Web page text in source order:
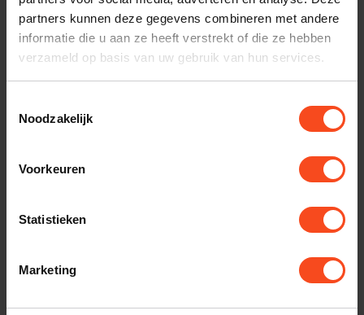
partners kunnen deze gegevens combineren met andere
informatie die u aan ze heeft verstrekt of die ze hebben
verzameld op basis van uw gebruik van hun services.
Noodzakelijk
Voorkeuren
Statistieken
Marketing
Reviews
Gerelateerde producten
YAMAHA
Yamaha RX-A2A
€1.199,00
Yamaha RX-A6A
€3.199,00
€2.298,00